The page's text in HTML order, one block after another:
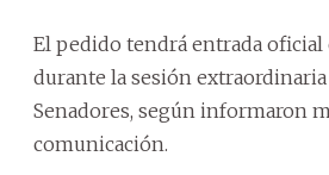
El pedido tendrá entrada oficial
durante la sesión extraordinaria
Senadores, según informaron
comunicación.